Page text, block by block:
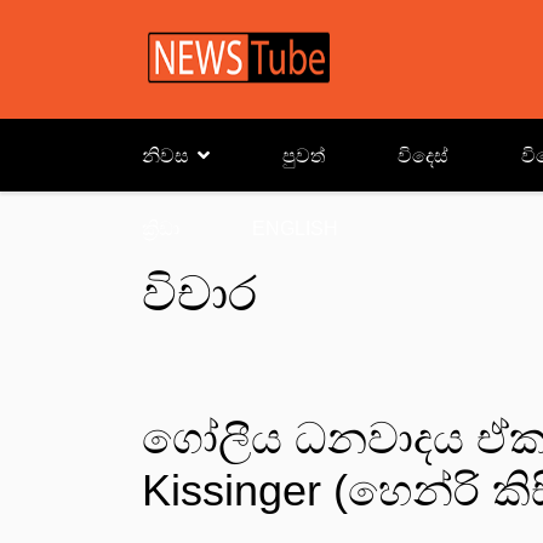
නිවස පුවත් විදෙස්
විචාර
ගෝලීය ධනවාදය
Kissinger (හෙන්රි